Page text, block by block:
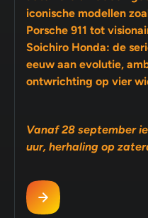
iconische modellen
Porsche 911 tot visionairs als Enzo Ferrari en
Soichiro Honda: de
eeuw aan evolutie, ambitie
ontwrichting op vier
Vanaf 28 september
uur, herhaling op